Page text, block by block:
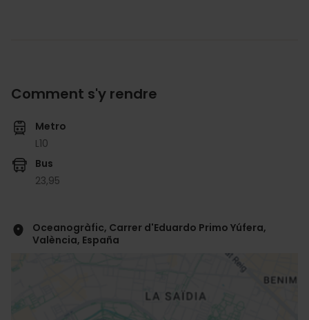
Comment s'y rendre
Metro
L10
Bus
23,95
Oceanogràfic, Carrer d'Eduardo Primo Yúfera,
València, España